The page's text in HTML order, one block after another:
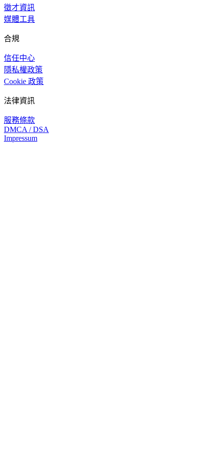
徵才資訊
媒體工具
合規
信任中心
隱私權政策
Cookie 政策
法律資訊
服務條款
DMCA / DSA
Impressum